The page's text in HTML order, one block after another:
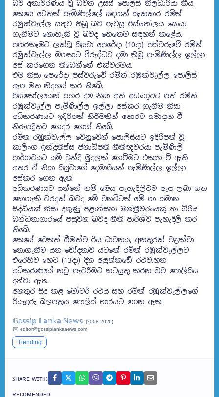
බව අනාවරණය වූ බවත් උසස් පොලිස් නිලධාරියා කීය.
කෙසෙ වෙතත් පැමිණිල්ලේ සඳහන් සැකකාර රමිත්
රඹුක්වැල්ල සතුව තිබූ බව පැවසූ පිස්තෝලය සොයා
ගැනීමට නොහැකි වූ බවද හෙතෙම සඳහන් කළේය.
පහරකෑමට ලක්වූ සිසුවා පෙරේදා (10දා) පස්වරුවේ රමිත්
රඹුක්වැල්ල මහතාට විරුද්ධව දමා තිබූ පැමිණිල්ල ඉල්ලා
අස් කරගෙන තිබෙන්නේ එක්වරමය.
එම නිසා පෙරේදා පස්වරුවේ රමිත් රඹුක්වැල්ල පොලිස්
ඇප මත නිදහස් කර තිබේ.
පිස්තෝලයෙන් පහර දීම නිසා අත් අඩංගුවට පත් රමිත්
රඹුක්වැල්ල පැමිණිල්ල ඉල්ලා අස්කර ගැනීම නිසා
අධිකරණයට ඉදිරිපත් කිරීමකින් තොරව සමාදාන වී
නිරුපද්‍රිතව ගෙදර ගොස් තිබේ.
රමිත රඹුක්වැල්ල වෙනුවෙන් පොලිසියට ඉදිරිපත් වූ
කාලිංග ඉන්ද්‍රතිස්ස ජනාධිපති නීතිඥවරයා පැමිණිලි
පාර්ශවයට යම් වන්දි මුදලක් ගෙවීමට එකඟ වී ඇති
අතර ඒ නිසා සිසුවාගේ දෙමාපියන් පැමිණිල්ල ඉල්ලා
අස්කර ගෙන ඇත.
අධිකරණයට යන්නේ නම් මෙය පැහැදිලිවම ඇප ලබා ගත
නොහැකි වරදක් බවද මේ වනවිටත් මේ හා සමාන
සිද්ධියක් නිසා දකුණු පළාත්සභා මන්ත්‍රීවරයෙකු හා බිරිය
බන්ධනාගාරයේ පසුවන බවද නීති පාර්ශ්ව පැහැදිලි කර
තිබේ.
කෙසේ වෙතත් බීමත්ව රිය ධාවනය, අනතුරක් වළක්වා
නොගැනීම යන චෝදනාව යටතේ රමිත් රඹුක්වැල්ලට
එරෙහිව හෙට (13දා) දින අලුත්කඩේ රථවාහන
අධිකරණයේ නඩු පැවරීමට කටයුතු කරන බව පොලිසිය
දන්වා ඇත.
අනතුර සිදු කළ මෝටර් රථය සහ රමිත් රඹුක්වැල්ලගේ
රියැදුරු බලපත්‍රය පොලිස් භාරයට ගෙන ඇත.
𝔾𝕠𝕤𝕤𝕚𝕡 𝕃𝕒𝕟𝕜𝕒 ℕ𝕖𝕨𝕤 :(2008-2026)
✉️ editor@gossiplankanews.com
Trending
ꜱʜᴀʀᴇ ᴡɪᴛʜ:
ʀᴇᴄᴏᴍᴇɴᴅᴇᴅ